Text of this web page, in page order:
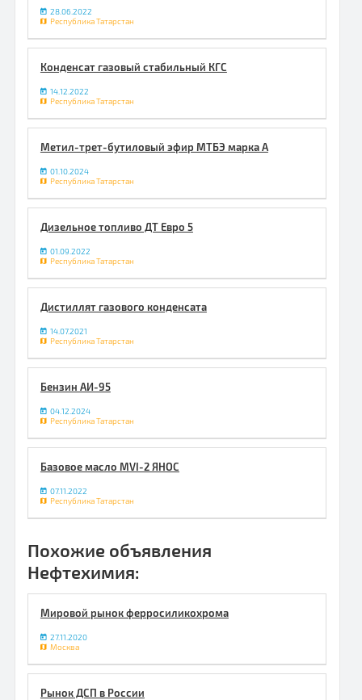
28.06.2022
Республика Татарстан
Конденсат газовый стабильный КГС
14.12.2022
Республика Татарстан
Метил-трет-бутиловый эфир МТБЭ марка А
01.10.2024
Республика Татарстан
Дизельное топливо ДТ Евро 5
01.09.2022
Республика Татарстан
Дистиллят газового конденсата
14.07.2021
Республика Татарстан
Бензин АИ-95
04.12.2024
Республика Татарстан
Базовое масло MVI-2 ЯНОС
07.11.2022
Республика Татарстан
Похожие объявления
Нефтехимия:
Мировой рынок ферросиликохрома
27.11.2020
Москва
Рынок ДСП в России